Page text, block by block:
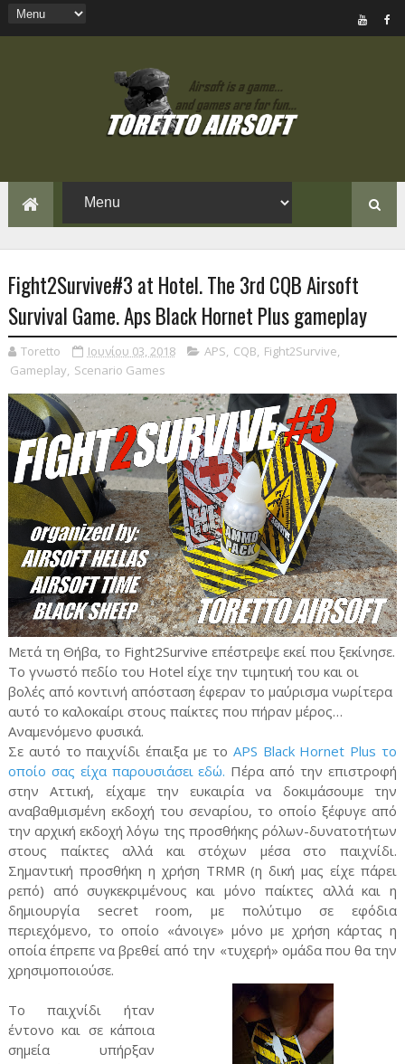
Fight2Survive#3 at Hotel. The 3rd CQB Airsoft
Survival Game. Aps Black Hornet Plus gameplay
Toretto Ιουνίου 03, 2018 APS, CQB, Fight2Survive,
Gameplay, Scenario Games
Μετά τη Θήβα, το Fight2Survive επέστρεψε εκεί που ξεκίνησε.
Το γνωστό πεδίο του Hotel είχε την τιμητική του και οι
βολές από κοντινή απόσταση έφεραν το μαύρισμα νωρίτερα
αυτό το καλοκαίρι στους παίκτες που πήραν μέρος…
Αναμενόμενο φυσικά.
Σε αυτό το παιχνίδι έπαιξα με το APS Black Hornet Plus το
οποίο σας είχα παρουσιάσει εδώ. Πέρα από την επιστροφή
στην Αττική, είχαμε την ευκαιρία να δοκιμάσουμε την
αναβαθμισμένη εκδοχή του σεναρίου, το οποίο ξέφυγε από
την αρχική εκδοχή λόγω της προσθήκης ρόλων-δυνατοτήτων
στους παίκτες αλλά και στόχων μέσα στο παιχνίδι.
Σημαντική προσθήκη η χρήση TRMR (η δική μας είχε πάρει
ρεπό) από συγκεκριμένους και μόνο παίκτες αλλά και η
δημιουργία secret room, με πολύτιμο σε εφόδια
περιεχόμενο, το οποίο «άνοιγε» μόνο με χρήση κάρτας η
οποία έπρεπε να βρεθεί από την «τυχερή» ομάδα που θα την
χρησιμοποιούσε.
Το παιχνίδι ήταν
έντονο και σε κάποια
σημεία υπήρξαν